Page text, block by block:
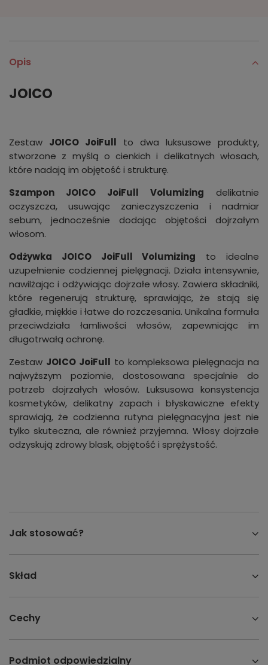
Opis
JOICO
Zestaw JOICO JoiFull to dwa luksusowe produkty,
stworzone z myślą o cienkich i delikatnych włosach,
które nadają im objętość i strukturę.
Szampon JOICO JoiFull Volumizing delikatnie
oczyszcza, usuwając zanieczyszczenia i nadmiar
sebum, jednocześnie dodając objętości dojrzałym
włosom.
Odżywka JOICO JoiFull Volumizing to idealne
uzupełnienie codziennej pielęgnacji. Działa intensywnie,
nawilżając i odżywiając dojrzałe włosy. Zawiera składniki,
które regenerują strukturę, sprawiając, że stają się
gładkie, miękkie i łatwe do rozczesania. Unikalna formuła
przeciwdziała łamliwości włosów, zapewniając im
długotrwałą ochronę.
Zestaw JOICO JoiFull to kompleksowa pielęgnacja na
najwyższym poziomie, dostosowana specjalnie do
potrzeb dojrzałych włosów. Luksusowa konsystencja
kosmetyków, delikatny zapach i błyskawiczne efekty
sprawiają, że codzienna rutyna pielęgnacyjna jest nie
tylko skuteczna, ale również przyjemna. Włosy dojrzałe
odzyskują zdrowy blask, objętość i sprężystość.
Jak stosować?
Skład
Cechy
Podmiot odpowiedzialny